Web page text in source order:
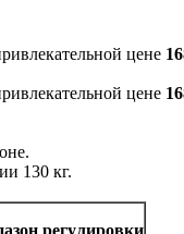
цене
цене
130 кг.
регулировки